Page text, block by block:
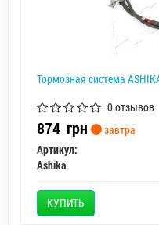
Тормозная система
0 отзывов
874 грн
завтра
Артикул:
Ashika
КУПИТЬ